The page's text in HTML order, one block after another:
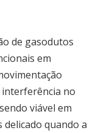
de gasodutos
em
no
viável em
quando a